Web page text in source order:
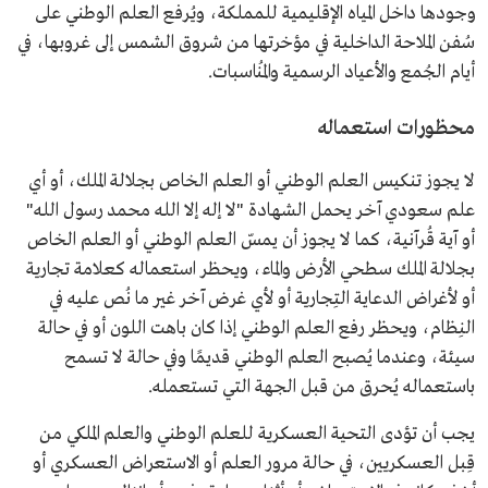
وجودها داخل المياه الإقليمية للمملكة، ويُرفع العلم الوطني على
سُفن الملاحة الداخلية في مؤخرتها من شروق الشمس إلى غروبها، في
أيام الجُمع والأعياد الرسمية والمُناسبات.
محظورات استعماله
لا يجوز تنكيس العلم الوطني أو العلم الخاص بجلالة الملك، أو أي
علم سعودي آخر يحمل الشهادة "لا إله إلا الله محمد رسول الله"
أو آية قُرآنية، كما لا يجوز أن يمسّ العلم الوطني أو العلم الخاص
بجلالة الملك سطحي الأرض والماء، ويحظر استعماله كعلامة تجارية
أو لأغراض الدعاية التِجارية أو لأي غرض آخر غير ما نُص عليه في
النِظام، ويحظر رفع العلم الوطني إذا كان باهت اللون أو في حالة
سيئة، وعندما يُصبح العلم الوطني قديمًا وفي حالة لا تسمح
باستعماله يُحرق من قبل الجهة التي تستعمله.
يجب أن تؤدى التحية العسكرية للعلم الوطني والعلم الملكي من
قِبل العسكريين، في حالة مرور العلم أو الاستعراض العسكري أو